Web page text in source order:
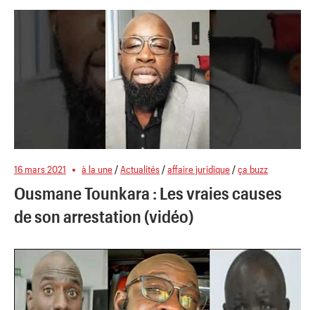
16 mars 2021 à la une /Actualités /affaire juridique /ça buzz
Ousmane Tounkara : Les vraies causes
de son arrestation (vidéo)